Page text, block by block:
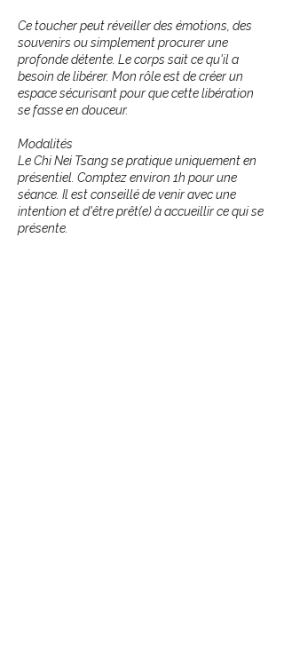
Ce toucher peut réveiller des émotions, des
souvenirs ou simplement procurer une
profonde détente. Le corps sait ce qu'il a
besoin de libérer. Mon rôle est de créer un
espace sécurisant pour que cette libération
se fasse en douceur.
Modalités
Le Chi Nei Tsang se pratique uniquement en
présentiel. Comptez environ 1h pour une
séance. Il est conseillé de venir avec une
intention et d'être prêt(e) à accueillir ce qui se
présente.